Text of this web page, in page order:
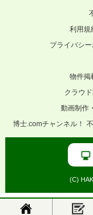
利用規
プライバシ
物件掲
クラウ
動画制作
博士.comチャンネル！
(C)